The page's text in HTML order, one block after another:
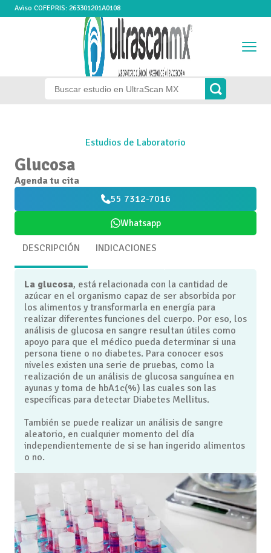
Aviso COFEPRIS: 263301201A0108
Estudios de Laboratorio
Glucosa
Agenda tu cita
55 7312-7016
Whatsapp
DESCRIPCIÓN INDICACIONES
La glucosa, está relacionada con la cantidad de
azúcar en el organismo capaz de ser absorbida por
los alimentos y transformarla en energía para
realizar diferentes funciones del cuerpo. Por eso, los
análisis de glucosa en sangre resultan útiles como
apoyo para que el médico pueda determinar si una
persona tiene o no diabetes. Para conocer esos
niveles existen una serie de pruebas, como la
realización de un análisis de glucosa sanguínea en
ayunas y toma de hbA1c(%) las cuales son las
específicas para detectar Diabetes Mellitus.
También se puede realizar un análisis de sangre
aleatorio, en cualquier momento del día
independientemente de si se han ingerido alimentos
o no.